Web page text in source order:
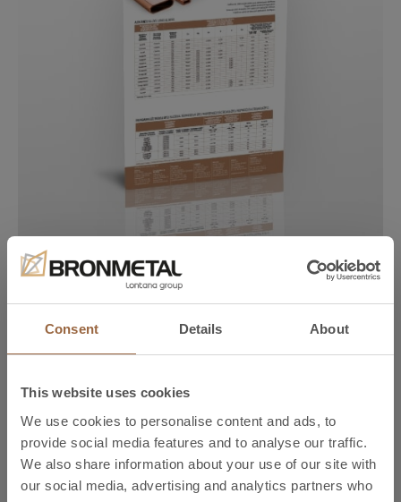
Consent Details About
This website uses cookies
We use cookies to personalise content and ads, to
provide social media features and to analyse our traffic.
We also share information about your use of our site with
our social media, advertising and analytics partners who